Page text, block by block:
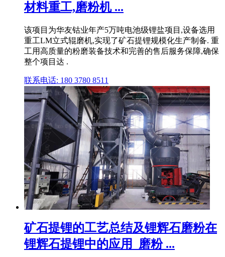
材料重工,磨粉机 ...
该项目为华友钴业年产5万吨电池级锂盐项目,设备选用
重工LM立式辊磨机,实现了矿石提锂规模化生产制备. 重
工用高质量的粉磨装备技术和完善的售后服务保障,确保
整个项目达 .
联系电话: 180 3780 8511
矿石提锂的工艺总结及锂辉石磨粉在
锂辉石提锂中的应用_磨粉 ...